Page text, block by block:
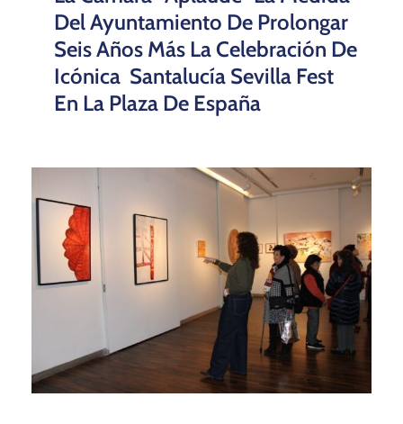
Del Ayuntamiento De Prolongar
Seis Años Más La Celebración De
Icónica Santalucía Sevilla Fest
En La Plaza De España